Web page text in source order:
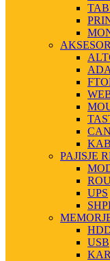
PAJISJE
UPS
USB